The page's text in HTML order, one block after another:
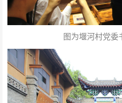
图为堰河村党委